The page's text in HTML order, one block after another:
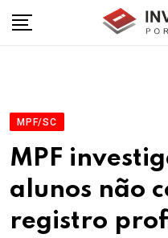
MPF/SC
MPF
alunos não
registro